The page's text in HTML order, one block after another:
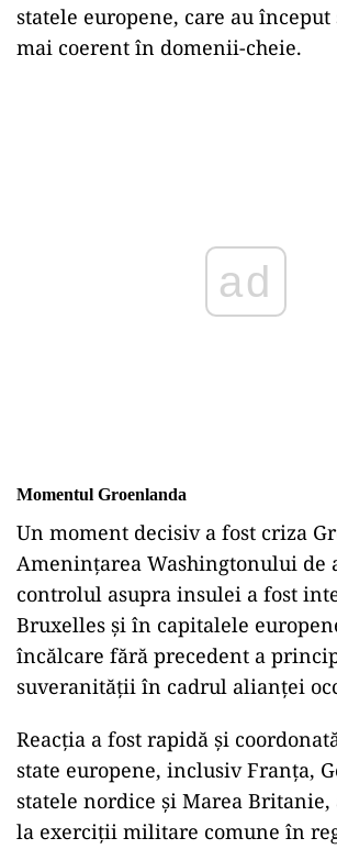
statele europene, care au început
mai coerent în domenii-cheie.
ad
Momentul Groenlanda
Un moment decisiv a fost criza
Amenințarea Washingtonului de
controlul asupra insulei a fost
Bruxelles și în capitalele
încălcare fără precedent a
suveranității în cadrul alianței
Reacția a fost rapidă și
state europene, inclusiv Franța,
statele nordice și Marea
la exerciții militare comune în